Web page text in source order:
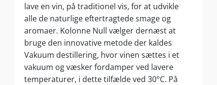
lave en vin, på traditionel vis, for at udvikle
alle de naturlige eftertragtede smage og
aromaer. Kolonne Null vælger dernæst at
bruge den innovative metode der kaldes
Vakuum destillering, hvor vinen sættes i et
vakuum og væsker fordamper ved lavere
temperaturer, i dette tilfælde ved 30°C. På